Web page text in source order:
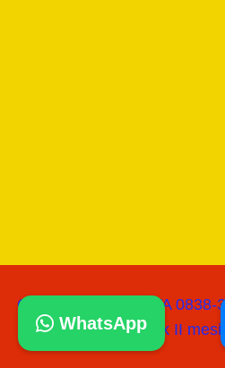
Copyright © 2026 WA 0838-
paving block II
WhatsApp